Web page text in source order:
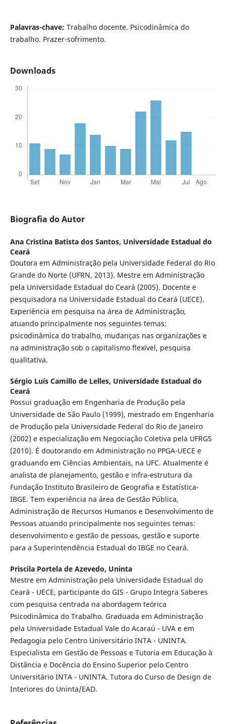
Palavras-chave: Trabalho docente. Psicodinâmica do
trabalho. Prazer-sofrimento.
Downloads
Biografia do Autor
Ana Cristina Batista dos Santos, Universidade Estadual do
Ceará
Doutora em Administração pela Universidade Federal do Rio
Grande do Norte (UFRN, 2013). Mestre em Administração
pela Universidade Estadual do Ceará (2005). Docente e
pesquisadora na Universidade Estadual do Ceará (UECE).
Experiência em pesquisa na área de Administração,
atuando principalmente nos seguintes temas:
psicodinâmica do trabalho, mudanças nas organizações e
na administração sob o capitalismo flexível, pesquisa
qualitativa.
Sérgio Luís Camillo de Lelles, Universidade Estadual do
Ceará
Possui graduação em Engenharia de Produção pela
Universidade de São Paulo (1999), mestrado em Engenharia
de Produção pela Universidade Federal do Rio de Janeiro
(2002) e especialização em Negociação Coletiva pela UFRGS
(2010). É doutorando em Administração no PPGA-UECE e
graduando em Ciências Ambientais, na UFC. Atualmente é
analista de planejamento, gestão e infra-estrutura da
Fundação Instituto Brasileiro de Geografia e Estatística-
IBGE. Tem experiência na área de Gestão Pública,
Administração de Recursos Humanos e Desenvolvimento de
Pessoas atuando principalmente nos seguintes temas:
desenvolvimento e gestão de pessoas, gestão e suporte
para a Superintendência Estadual do IBGE no Ceará.
Priscila Portela de Azevedo, Uninta
Mestre em Administração pela Universidade Estadual do
Ceará - UECE, participante do GIS - Grupo Integra Saberes
com pesquisa centrada na abordagem teórica
Psicodinâmica do Trabalho. Graduada em Administração
pela Universidade Estadual Vale do Acaraú - UVA e em
Pedagogia pelo Centro Universitário INTA - UNINTA.
Especialista em Gestão de Pessoas e Tutoria em Educação à
Distância e Docência do Ensino Superior pelo Centro
Universitário INTA - UNINTA. Tutora do Curso de Design de
Interiores do Uninta/EAD.